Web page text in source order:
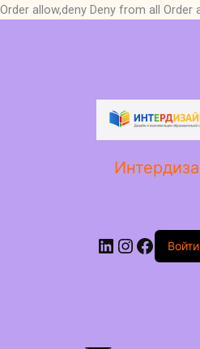
Order allow,deny Deny from all Order
LinkedIn
Войти